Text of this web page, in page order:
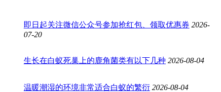
即日起关注微信公众号参加抢红包、领取优惠券 2026-
07-20
生长在白蚁死巢上的鹿角菌类有以下几种 2026-08-04
温暖潮湿的环境非常适合白蚁的繁衍 2026-08-04